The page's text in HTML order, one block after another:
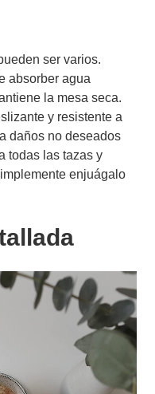
ser varios.
absorber agua
la mesa seca.
y resistente a
daños no deseados
todas las tazas y
enjuágalo